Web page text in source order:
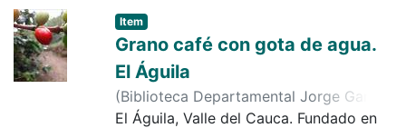
de caficultor
Item
Grano café con gota de agua.
El Águila
(Biblioteca Departamental Jorge Garcés
Borrero,2017-06-30)Jaramillo, Jair de
El Águila, Valle del Cauca. Fundado en